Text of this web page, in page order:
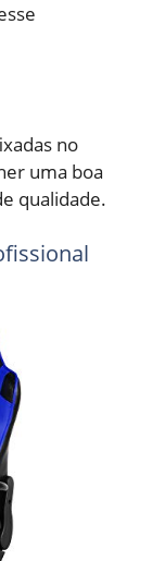
no
uma boa
qualidade.